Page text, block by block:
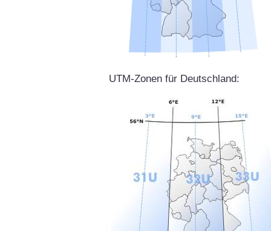
UTM-Zonen für Deutschland: